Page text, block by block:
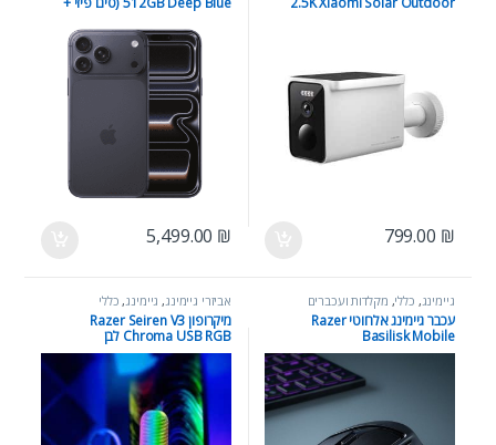
799.00 ₪
5,499.00 ₪
גיימינג, כללי, מקלדות ועכברים
עכבר גיימינג אלחוטי Razer
Basilisk Mobile
אביזרי גיימינג, גיימינג, כללי
מיקרופון Razer Seiren V3
Chroma USB RGB לבן